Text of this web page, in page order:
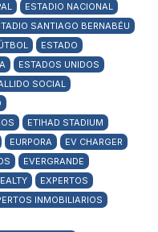
ESTADIO NACIONAL
SANTIAGO BERNABÉU
ESTADO
ESTADOS UNIDOS
SOCIAL
ETIHAD STADIUM
EURPORA
EV CHARGER
EVERGRANDE
EXPERTOS
INMOBILIARIOS